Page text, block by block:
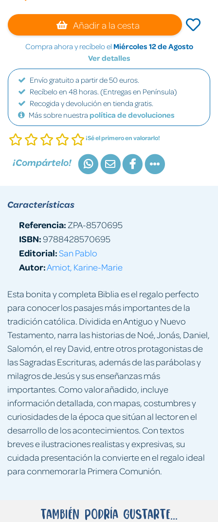
Añadir a la cesta
Compra ahora y recíbelo el Miércoles 12 de Agosto
Ver detalles
Envío gratuito a partir de 50 euros.
Recíbelo en 48 horas. (Entregas en Península)
Recogida y devolución en tienda gratis.
Más sobre nuestra política de devoluciones
¡Sé el primero en valorarlo!
¡Compártelo!
Esta bonita y completa Biblia es el regalo perfecto
para conocer los pasajes más importantes de la
tradición católica. Dividida en Antiguo y Nuevo
Testamento, narra las historias de Noé, Jonás, Daniel,
Salomón, el rey David, entre otros protagonistas de
las Sagradas Escrituras, además de las parábolas y
milagros de Jesús y sus enseñanzas más
importantes. Como valor añadido, incluye
información detallada, con mapas, costumbres y
curiosidades de la época que sitúan al lector en el
desarrollo de los acontecimientos. Con textos
breves e ilustraciones realistas y expresivas, su
cuidada presentación la convierte en el regalo ideal
para conmemorar la Primera Comunión.
Características
Referencia: ZPA-8570695
ISBN:9788428570695
Editorial:San Pablo
Autor:Amiot, Karine-Marie
También podría gustarte...